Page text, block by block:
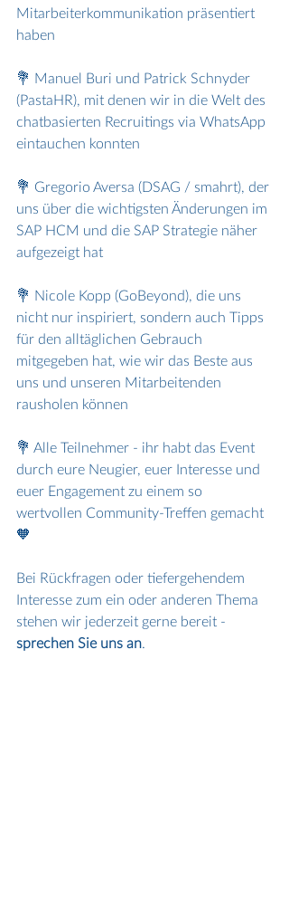
Mitarbeiterkommunikation präsentiert
haben
💐 Manuel Buri und Patrick Schnyder
(PastaHR), mit denen wir in die Welt des
chatbasierten Recruitings via WhatsApp
eintauchen konnten
💐 Gregorio Aversa (DSAG / smahrt), der
uns über die wichtigsten Änderungen im
SAP HCM und die SAP Strategie näher
aufgezeigt hat
💐 Nicole Kopp (GoBeyond), die uns
nicht nur inspiriert, sondern auch Tipps
für den alltäglichen Gebrauch
mitgegeben hat, wie wir das Beste aus
uns und unseren Mitarbeitenden
rausholen können
💐 Alle Teilnehmer - ihr habt das Event
durch eure Neugier, euer Interesse und
euer Engagement zu einem so
wertvollen Community-Treffen gemacht
🧡
Bei Rückfragen oder tiefergehendem
Interesse zum ein oder anderen Thema
stehen wir jederzeit gerne bereit -
sprechen Sie uns an.